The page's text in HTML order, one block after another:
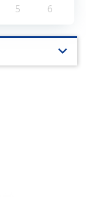
5 6
expand_more